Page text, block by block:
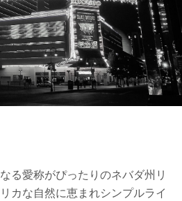
る愛称がぴったりのネバダ州リ
カな自然に恵まれシンプルライ